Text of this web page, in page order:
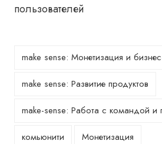
пользователей
make sense: Монетизация и
make sense: Развитие продуктов
make-sense: Работа с командой и
комьюнити Монетизация